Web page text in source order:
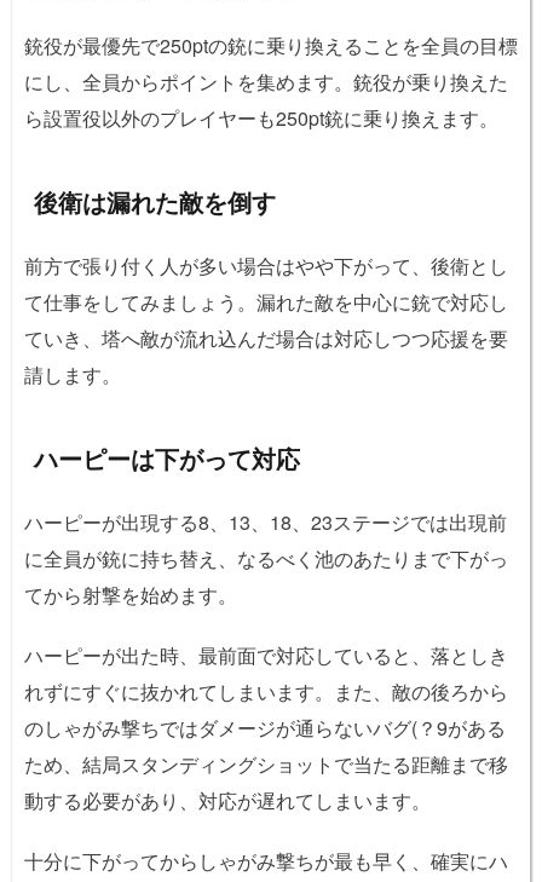
銃役が最優先で250ptの銃に乗り換えることを全員の目標
にし、全員からポイントを集めます。銃役が乗り換えた
ら設置役以外のプレイヤーも250pt銃に乗り換えます。
後衛は漏れた敵を倒す
前方で張り付く人が多い場合はやや下がって、後衛とし
て仕事をしてみましょう。漏れた敵を中心に銃で対応し
ていき、塔へ敵が流れ込んだ場合は対応しつつ応援を要
請します。
ハーピーは下がって対応
ハーピーが出現する8、13、18、23ステージでは出現前
に全員が銃に持ち替え、なるべく池のあたりまで下がっ
てから射撃を始めます。
ハーピーが出た時、最前面で対応していると、落としき
れずにすぐに抜かれてしまいます。また、敵の後ろから
のしゃがみ撃ちではダメージが通らないバグ(？9がある
ため、結局スタンディングショットで当たる距離まで移
動する必要があり、対応が遅れてしまいます。
十分に下がってからしゃがみ撃ちが最も早く、確実にハ